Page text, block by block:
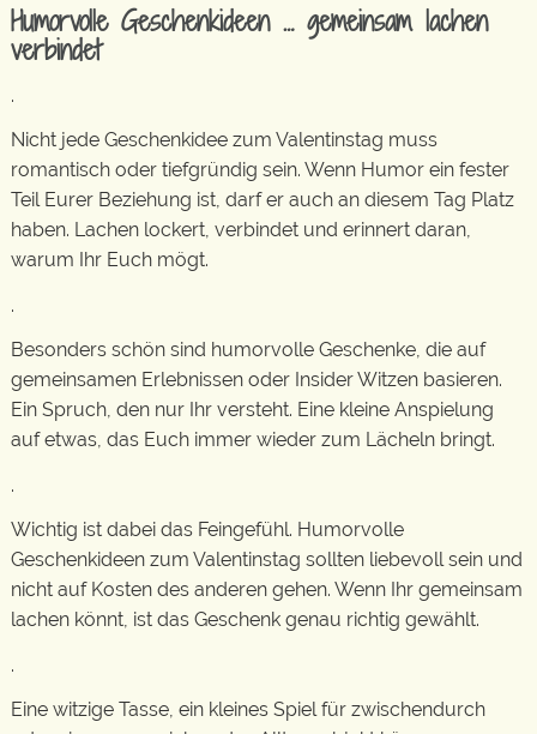
Humorvolle Geschenkideen … gemeinsam lachen
verbindet
.
Nicht jede Geschenkidee zum Valentinstag muss
romantisch oder tiefgründig sein. Wenn Humor ein fester
Teil Eurer Beziehung ist, darf er auch an diesem Tag Platz
haben. Lachen lockert, verbindet und erinnert daran,
warum Ihr Euch mögt.
.
Besonders schön sind humorvolle Geschenke, die auf
gemeinsamen Erlebnissen oder Insider Witzen basieren.
Ein Spruch, den nur Ihr versteht. Eine kleine Anspielung
auf etwas, das Euch immer wieder zum Lächeln bringt.
.
Wichtig ist dabei das Feingefühl. Humorvolle
Geschenkideen zum Valentinstag sollten liebevoll sein und
nicht auf Kosten des anderen gehen. Wenn Ihr gemeinsam
lachen könnt, ist das Geschenk genau richtig gewählt.
.
Eine witzige Tasse, ein kleines Spiel für zwischendurch